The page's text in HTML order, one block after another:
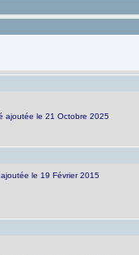
ajoutée le 21 Octobre 2025
le 19 Février 2015